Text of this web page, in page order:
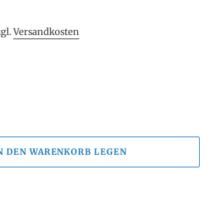
Versandkosten
DEN WARENKORB LEGEN